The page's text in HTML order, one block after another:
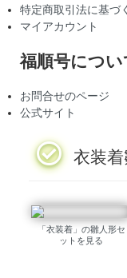
特定商取引法に基づ
マイアカウント
福順号につい
お問合せのページ
公式サイト
衣装
「衣装着」の雛人形セ
ットを見る